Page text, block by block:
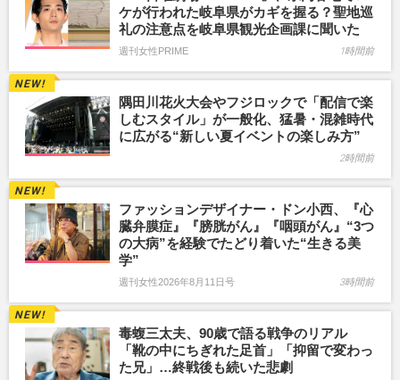
ケが行われた岐阜県がカギを握る？聖地巡
礼の注意点を岐阜県観光企画課に聞いた
週刊女性PRIME 1時間前
隅田川花火大会やフジロックで「配信で楽
しむスタイル」が一般化、猛暑・混雑時代
に広がる“新しい夏イベントの楽しみ方”
2時間前
ファッションデザイナー・ドン小西、『心
臓弁膜症』『膀胱がん』『咽頭がん』“3つ
の大病”を経験でたどり着いた“生きる美
学”
週刊女性2026年8月11日号 3時間前
毒蝮三太夫、90歳で語る戦争のリアル
「靴の中にちぎれた足首」「抑留で変わっ
た兄」…終戦後も続いた悲劇